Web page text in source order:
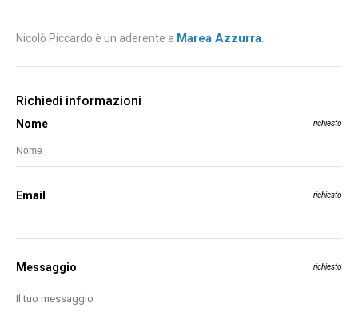
Nicolò Piccardo è un aderente a Marea Azzurra.
Richiedi informazioni
Nome richiesto
Email richiesto
Messaggio richiesto